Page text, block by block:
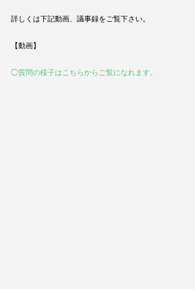
詳しくは下記動画、議事録をご覧下さい。
【動画】
◯質問の様子はこちらからご覧になれます。